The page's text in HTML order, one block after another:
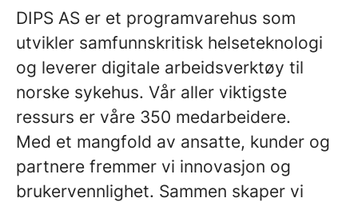
DIPS AS er et programvarehus som
utvikler samfunnskritisk helseteknologi
og leverer digitale arbeidsverktøy til
norske sykehus. Vår aller viktigste
ressurs er våre 350 medarbeidere.
Med et mangfold av ansatte, kunder og
partnere fremmer vi innovasjon og
brukervennlighet. Sammen skaper vi